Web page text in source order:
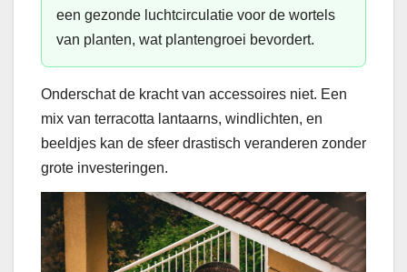
een gezonde luchtcirculatie voor de wortels
van planten, wat plantengroei bevordert.
Onderschat de kracht van accessoires niet. Een
mix van terracotta lantaarns, windlichten, en
beeldjes kan de sfeer drastisch veranderen zonder
grote investeringen.